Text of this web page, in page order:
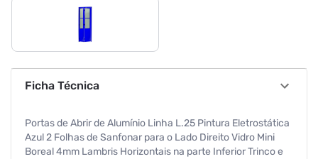
Ficha Técnica
Portas de Abrir de Alumínio Linha L.25 Pintura Eletrostática
Azul 2 Folhas de Sanfonar para o Lado Direito Vidro Mini
Boreal 4mm Lambris Horizontais na parte Inferior Trinco e